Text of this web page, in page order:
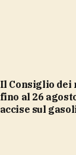
Il Consiglio dei ministri proroga
fino al 26
accise sul